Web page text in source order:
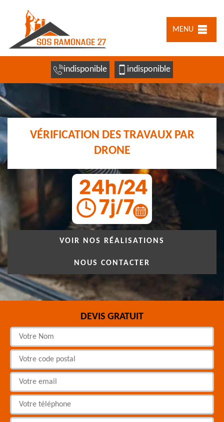
MENU
indisponible indisponible
VÉRIFICATION DES TRAVAUX PAR
DRONE
VOIR NOS RÉALISATIONS
NOUS CONTACTER
DEVIS GRATUIT